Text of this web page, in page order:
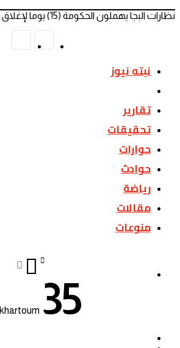
نظارات البجا يهملون الحكومة (15) يوما لإغلاق الشرق كمهلة جديدة
نبته نيوز
تقارير
تحقيقات
حوارات
حوادث
رياضة
مقالات
منوعات
khartoum 35